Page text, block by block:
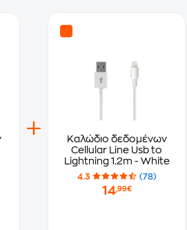
Καλώδιο δεδομένων
Cellular Line Usb to
Lightning 1.2m - White
4.3 (78)
14,99€